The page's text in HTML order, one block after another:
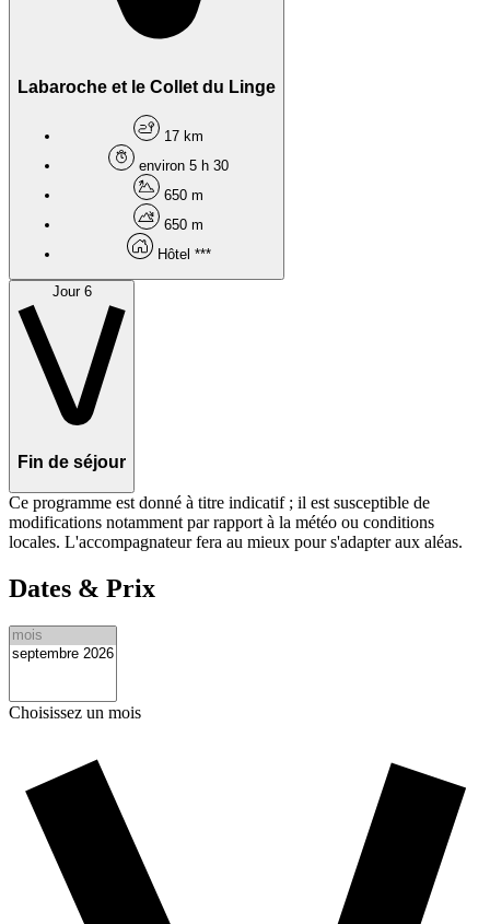
Labaroche et le Collet du Linge
17 km
environ 5 h 30
650 m
650 m
Hôtel ***
Jour 6
Fin de séjour
Ce programme est donné à titre indicatif ; il est susceptible de
modifications notamment par rapport à la météo ou conditions
locales. L'accompagnateur fera au mieux pour s'adapter aux aléas.
Dates & Prix
Choisissez un mois